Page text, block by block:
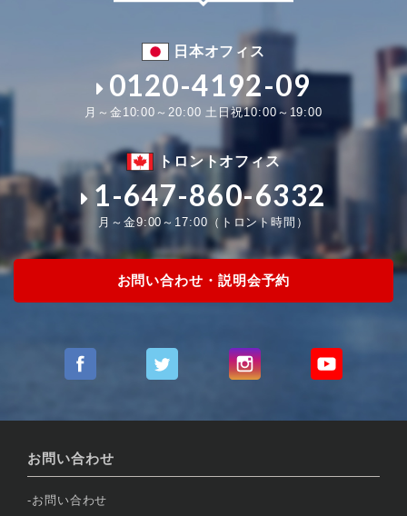
日本オフィス
0120-4192-09
月～金10:00～20:00 土日祝10:00～19:00
トロントオフィス
1-647-860-6332
月～金9:00～17:00（トロント時間）
お問い合わせ・説明会予約
お問い合わせ
お問い合わせ